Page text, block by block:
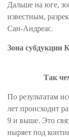
Дальше на юге,
известным,
Сан-Андреас.
Зона субдукции
Так
По результатам
лет происходит
9 и выше. Это
ныряет под